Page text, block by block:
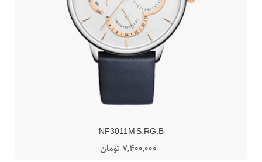
NF3011M S.RG.B
7,400,000 تومان